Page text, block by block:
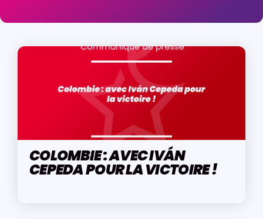
COLOMBIE : AVEC IVÁN
CEPEDA POUR LA VICTOIRE !